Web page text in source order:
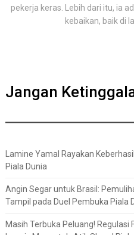
pekerja keras. Lebih dari itu, ia
kebaikan, baik di
Jangan
Lamine Yamal Rayakan
Piala Dunia
Angin Segar untuk Brasil:
Tampil pada Duel Pembuka Piala
Masih Terbuka Peluang! Regulasi